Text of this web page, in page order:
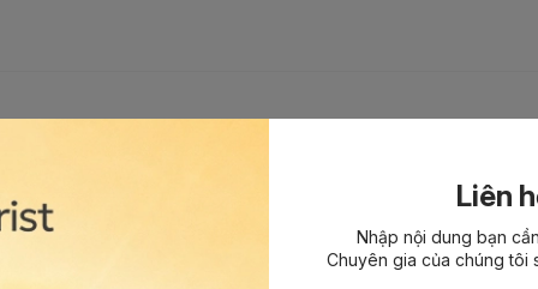
khu
ăn
visa
phí;
du lịch;
Liên
Nhập nội dung bạn
Chuyên gia của chúng tôi